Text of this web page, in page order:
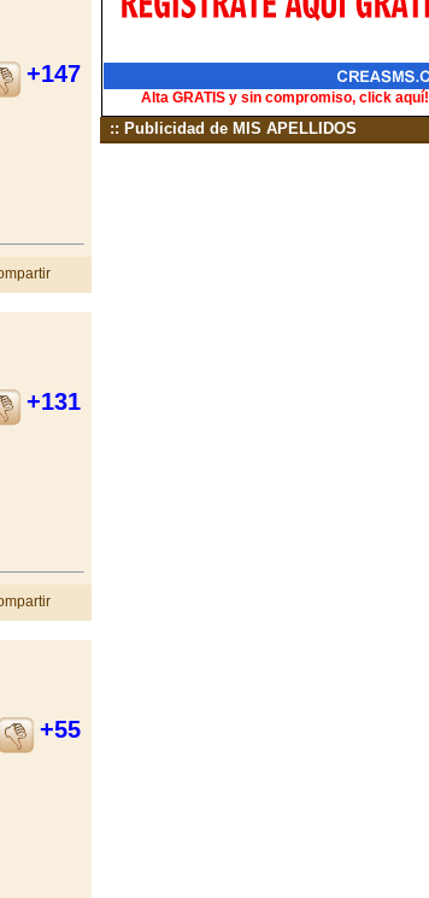
+147
+131
+55
Alta GRATIS y sin compromiso, click aquí!
:: Publicidad de MIS APELLIDOS